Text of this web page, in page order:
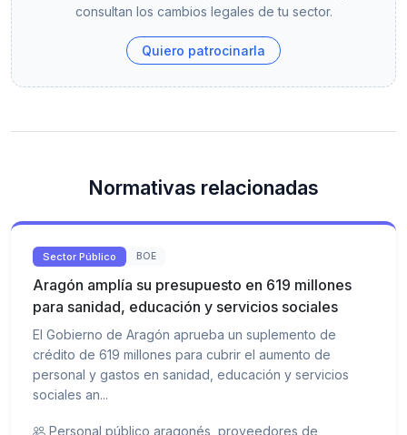
consultan los cambios legales de tu sector.
Quiero patrocinarla
Normativas relacionadas
Sector Público BOE
Aragón amplía su presupuesto en 619 millones
para sanidad, educación y servicios sociales
El Gobierno de Aragón aprueba un suplemento de
crédito de 619 millones para cubrir el aumento de
personal y gastos en sanidad, educación y servicios
sociales an...
Personal público aragonés, proveedores de